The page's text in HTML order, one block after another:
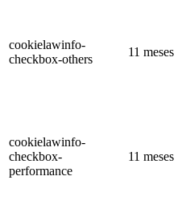
cookielawinfo-
checkbox-others
11 meses
cookielawinfo-
checkbox-
performance
11 meses